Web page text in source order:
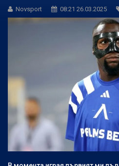
Novsport 08:21 26.03.2025